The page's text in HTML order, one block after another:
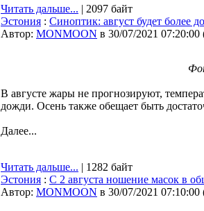
Читать дальше... | 2097 байт
Эстония : Синоптик: август будет более
Автор: MONMOON в 30/07/2021 07:20:00
В августе жары не прогнозируют,
дожди. Осень также обещает быть
Далее...
Читать дальше... | 1282 байт
Эстония : С 2 августа ношение масок в
Автор: MONMOON в 30/07/2021 07:10:00